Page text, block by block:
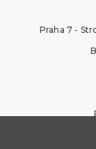
Praha 7 -